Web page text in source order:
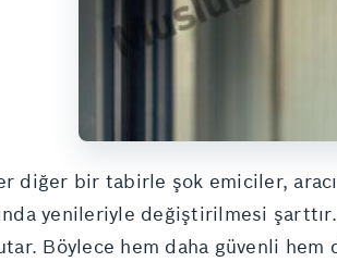
diğer bir tabirle şok emiciler,
yenileriyle değiştirilmesi
Böylece hem daha güvenli